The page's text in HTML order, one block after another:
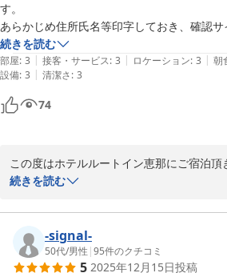
ホテルルートイン恵那
2026-02-15
す。
あらかじめ住所氏名等印字しておき、確認
ドでチェックインできるように
改善を希望します。
続きを読む
部屋: 3 | 接客・サービス: 3 | ロケーション: 3 | 朝
設備: 3 | 清潔さ: 3
74
この度はホテルルートイン恵那にご宿泊
います。
訳ございません。
ルートイングループでは、専用のアプリが
そちらをダウンロード・会員登録をして頂
時、会員画面をご提示頂くだけでチェック
続きを読む
-signal-
50代/男性 |95件のクチコミ
5 2025年12月15日投稿